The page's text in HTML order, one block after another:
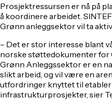
Prosjektressursen er nå på
å koordinere arbeidet.
Grønn anleggsektor vil ta
– Det er stor interesse blant
norske støttedokumenter for
Grønn Anleggssektor er en
slikt arbeid, og vil være en
utfordringer knyttet til
infrastrukturprosjekter, sier